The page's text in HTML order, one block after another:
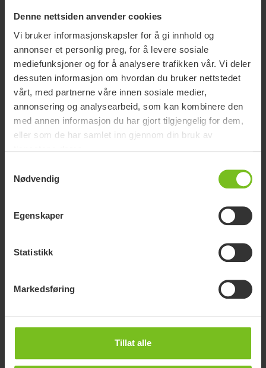
Denne nettsiden anvender cookies
Vi bruker informasjonskapsler for å gi innhold og
annonser et personlig preg, for å levere sosiale
mediefunksjoner og for å analysere trafikken vår. Vi deler
dessuten informasjon om hvordan du bruker nettstedet
vårt, med partnerne våre innen sosiale medier,
annonsering og analysearbeid, som kan kombinere den
med annen informasjon du har gjort tilgjengelig for dem,
eller som de har samlet inn gjennom din bruk av
Nødvendig
Egenskaper
Statistikk
Markedsføring
Tillat alle
R82 Wombat Solo